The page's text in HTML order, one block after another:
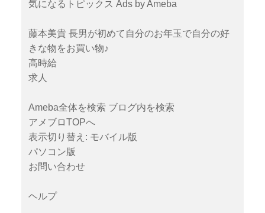
気になるトピックス Ads by Ameba
藤本美貴 長男が初めて自分のお年玉で自分の好
きな物をお買い物♪
高時給
求人
Ameba全体を検索 ブログ内を検索
アメブロTOPへ
表示切り替え: モバイル版
パソコン版
お問い合わせ
ヘルプ